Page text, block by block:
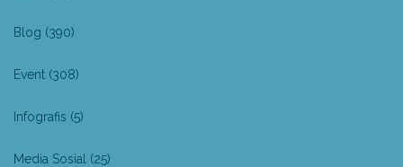
Blog (390)
Event (308)
Infografis (5)
Media Sosial (25)